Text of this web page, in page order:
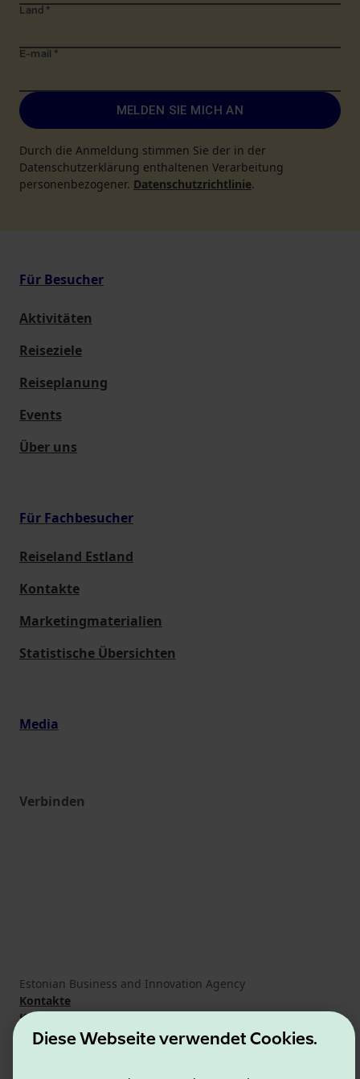
Diese Webseite verwendet Cookies.
Land *
E-mail *
MELDEN SIE MICH AN
Durch die Anmeldung stimmen Sie der in der
Datenschutzerklärung enthaltenen Verarbeitung
personenbezogener. Datenschutzrichtlinie.
Für Besucher
Aktivitäten
Reiseziele
Reiseplanung
Events
Über uns
Für Fachbesucher
Reiseland Estland
Kontakte
Marketingmaterialien
Statistische Übersichten
Media
Verbinden
Estonian Business and Innovation Agency
Kontakte
Kooperationspartner
Nutzungsbedingungen